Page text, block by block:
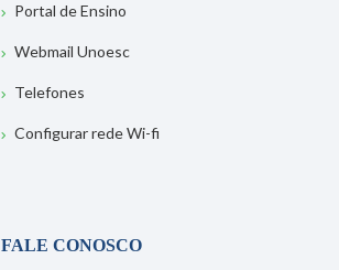
Portal de Ensino
Webmail Unoesc
Telefones
Configurar rede Wi-fi
FALE CONOSCO